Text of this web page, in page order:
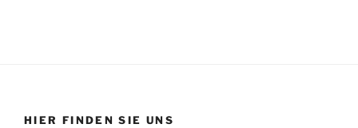
HIER FINDEN SIE UNS